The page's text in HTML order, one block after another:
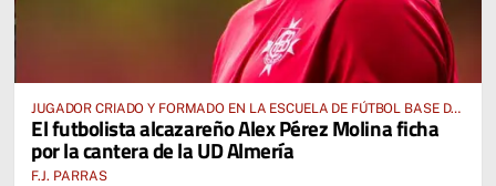
JUGADOR CRIADO Y FORMADO EN LA ESCUELA DE FÚTBOL BASE DE
ALCÁZAR DE SAN JUAN
El futbolista alcazareño Alex Pérez Molina ficha
por la cantera de la UD Almería
F.J. PARRAS